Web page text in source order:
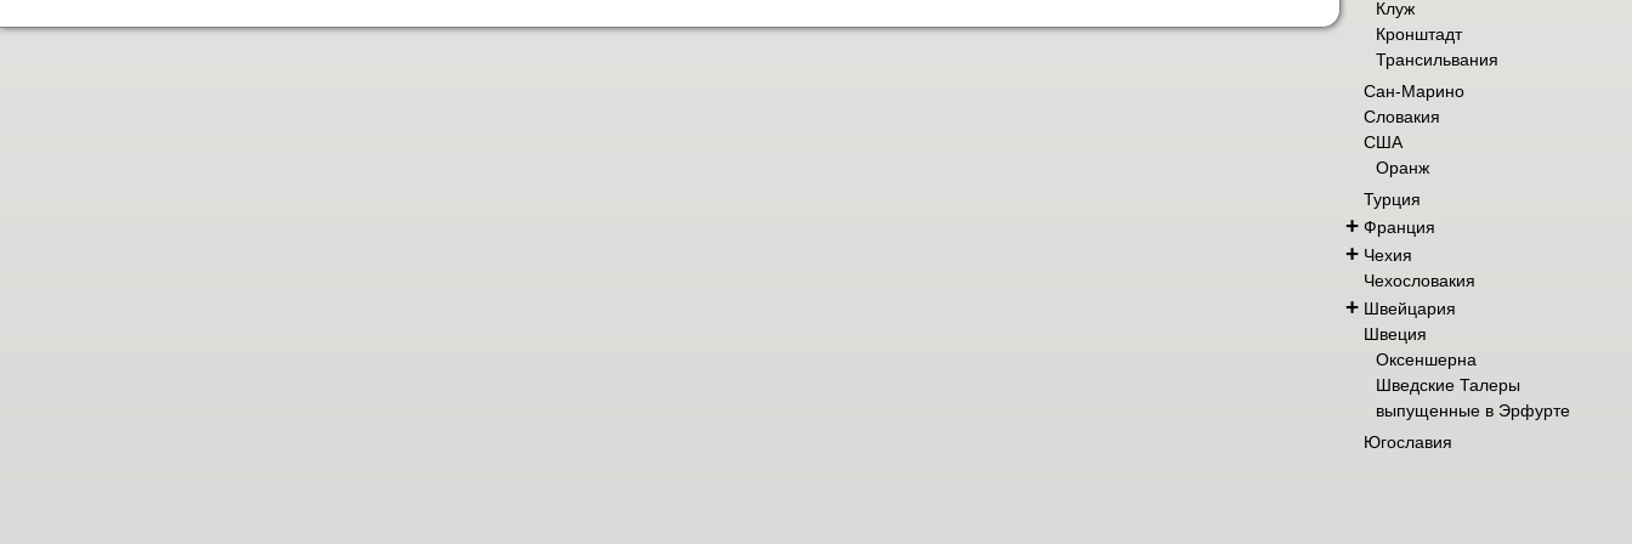
Клуж
Кронштадт
Трансильвания
Сан-Марино
Словакия
США
Оранж
Турция
+ Франция
+ Чехия
Чехословакия
+ Швейцария
Швеция
Оксеншерна
Шведские Талеры
выпущенные в Эрфурте
Югославия